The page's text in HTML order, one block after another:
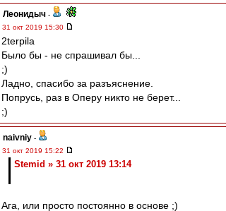
Леонидыч -
31 окт 2019 15:30
2terpila
Было бы - не спрашивал бы...
;)
Ладно, спасибо за разъяснение.
Попрусь, раз в Оперу никто не берет...
;)
naivniy -
31 окт 2019 15:22
Stemid » 31 окт 2019 13:14
Ага, или просто постоянно в основе ;)